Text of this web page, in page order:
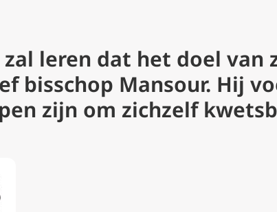
leren dat het doel van
bisschop Mansour. Hij
zijn om zichzelf